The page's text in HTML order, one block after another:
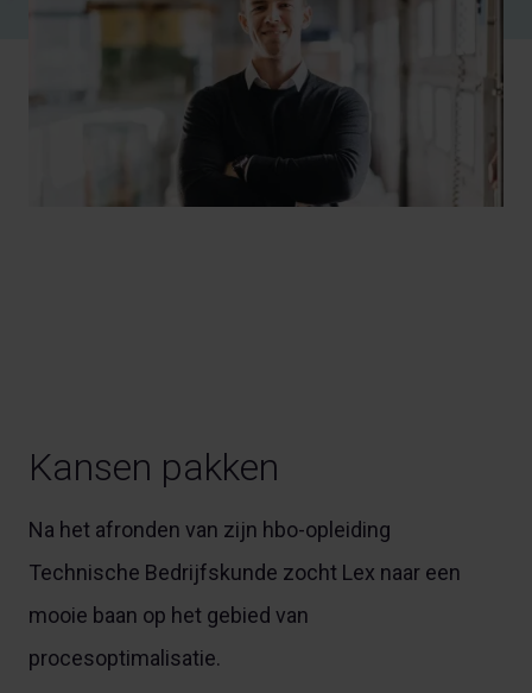
Kansen pakken
Na het afronden van zijn hbo-opleiding
Technische Bedrijfskunde zocht Lex naar een
mooie baan op het gebied van
procesoptimalisatie.